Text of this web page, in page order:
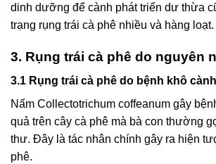
dinh dưỡng để cành phát triển dư thừa
trạng rụng trái cà phê nhiều và hàng loạt.
3. Rụng trái cà phê do nguyên
3.1 Rụng trái cà phê do bệnh khô
Nấm Collectotrichum coffeanum gây
quả trên cây cà phê mà bà con thường
thư. Đây là tác nhân chính gây ra hiện
phê.